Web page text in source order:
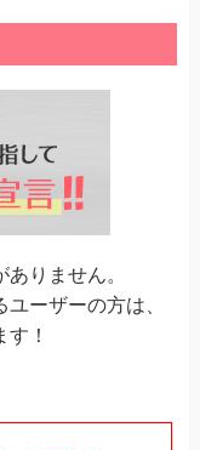
りません。
ーザーの方は、
！